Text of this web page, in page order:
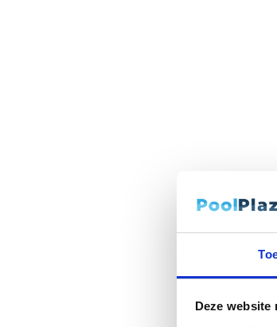
Deze website